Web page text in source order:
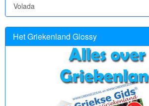
Volada
Het Griekenland Glossy